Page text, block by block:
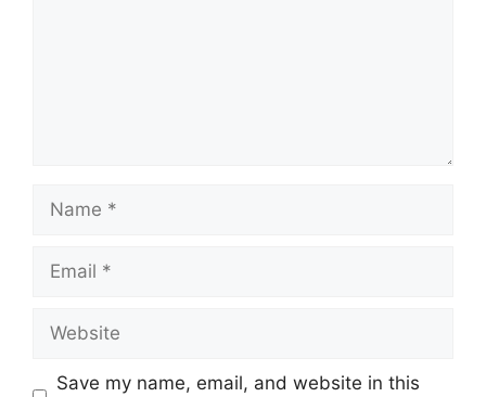
Save my name, email, and website in this